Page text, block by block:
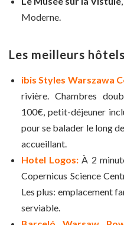
Moderne.
Les meilleurs
ibis Styles Warszawa
rivière. Chambres
100€, petit-déjeuner
pour se balader le long
accueillant.
Hotel Logos: À 2
Copernicus Science
Les plus: emplacement
serviable.